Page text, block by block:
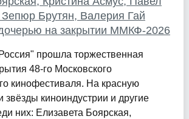
Брутян, Валерия Гай
на закрытии ММКФ-2026
прошла торжественная
48-го Московского
кинофестиваля. На красную
киноиндустрии и другие
них: Елизавета Боярская,